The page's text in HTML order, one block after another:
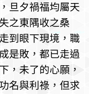
旦夕禍福均屬天
之東隅收之桑
到眼下現境，職
是敗，都已走過
，未了的心願，
名與利祿，但求